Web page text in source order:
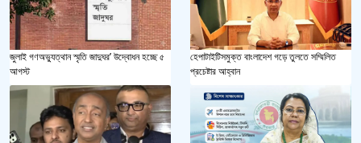
জুলাই গণঅভ্যুত্থান স্মৃতি জাদুঘর’ উদ্বোধন হচ্ছে ৫
আগস্ট
হেপাটাইটিসমুক্ত বাংলাদেশ গড়ে তুলতে সম্মিলিত
প্রচেষ্টার আহ্বান